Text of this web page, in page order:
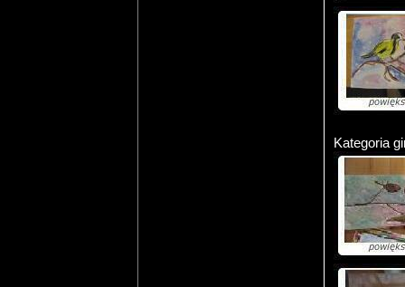
Kategoria